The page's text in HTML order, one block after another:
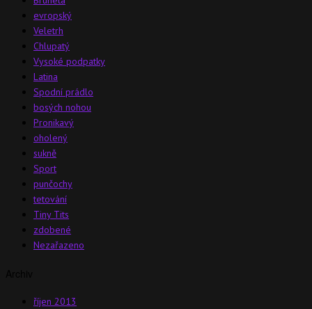
evropský
Veletrh
Chlupatý
Vysoké podpatky
Latina
Spodní prádlo
bosých nohou
Pronikavý
oholený
sukně
Sport
punčochy
tetování
Tiny Tits
zdobené
Nezařazeno
říjen 2013